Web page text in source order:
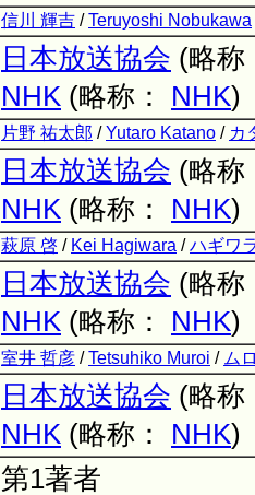
信川 輝吉 /Teruyoshi Nobukawa
日本放送協会 (略
NHK (略称： NHK)
片野 祐太郎 /Yutaro Katano / カ
日本放送協会 (略
NHK (略称： NHK)
萩原 啓 / Kei Hagiwara /ハギワ
日本放送協会 (略
NHK (略称： NHK)
室井 哲彦 /Tetsuhiko Muroi / ム
日本放送協会 (略
NHK (略称： NHK)
第1著者